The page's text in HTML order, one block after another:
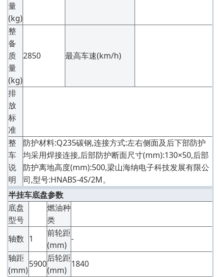
量
(kg)
整
备
质
量
(kg)
2850 最高车速(km/h)
排
放
标
准
整
车
说
明
防护材料:Q235碳钢,连接方式:左右侧面及后下部防护
均采用焊接连接,后部防护断面尺寸(mm):130×50,后部
防护离地高度(mm):500,梁山海纳电子科技发展有限公
司,型号:HNABS-4S/2M。
半挂车底盘参数
底盘
型号
燃油种
类
轴数 1
前轮距
(mm)
-
轴距
(mm)
5900
后轮距
(mm)
1840